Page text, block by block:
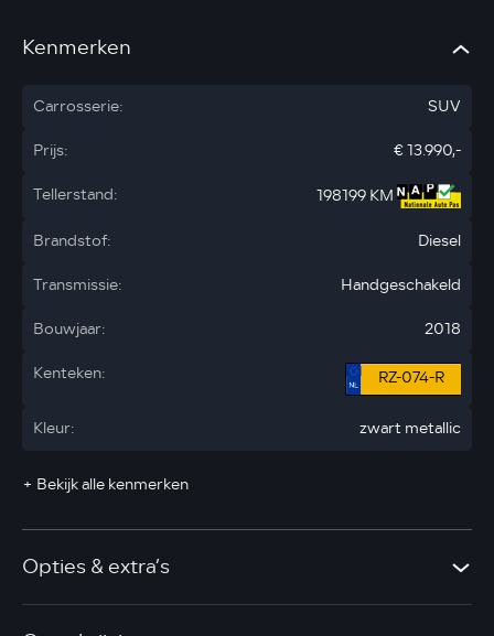
Kenmerken
Carrosserie:
SUV
Prijs:
€ 13.990,-
Tellerstand:
198199 KM
Brandstof:
Diesel
Transmissie:
Handgeschakeld
Bouwjaar:
2018
Kenteken:
RZ-074-R
Kleur: zwart metallic
+ Bekijk alle kenmerken
Opties & extra’s